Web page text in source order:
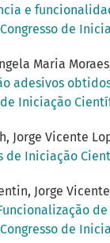
e
Congresso de
Maria
adesivos
Iniciação
Jorge Vicente
de Iniciação
Jorge
Congresso de